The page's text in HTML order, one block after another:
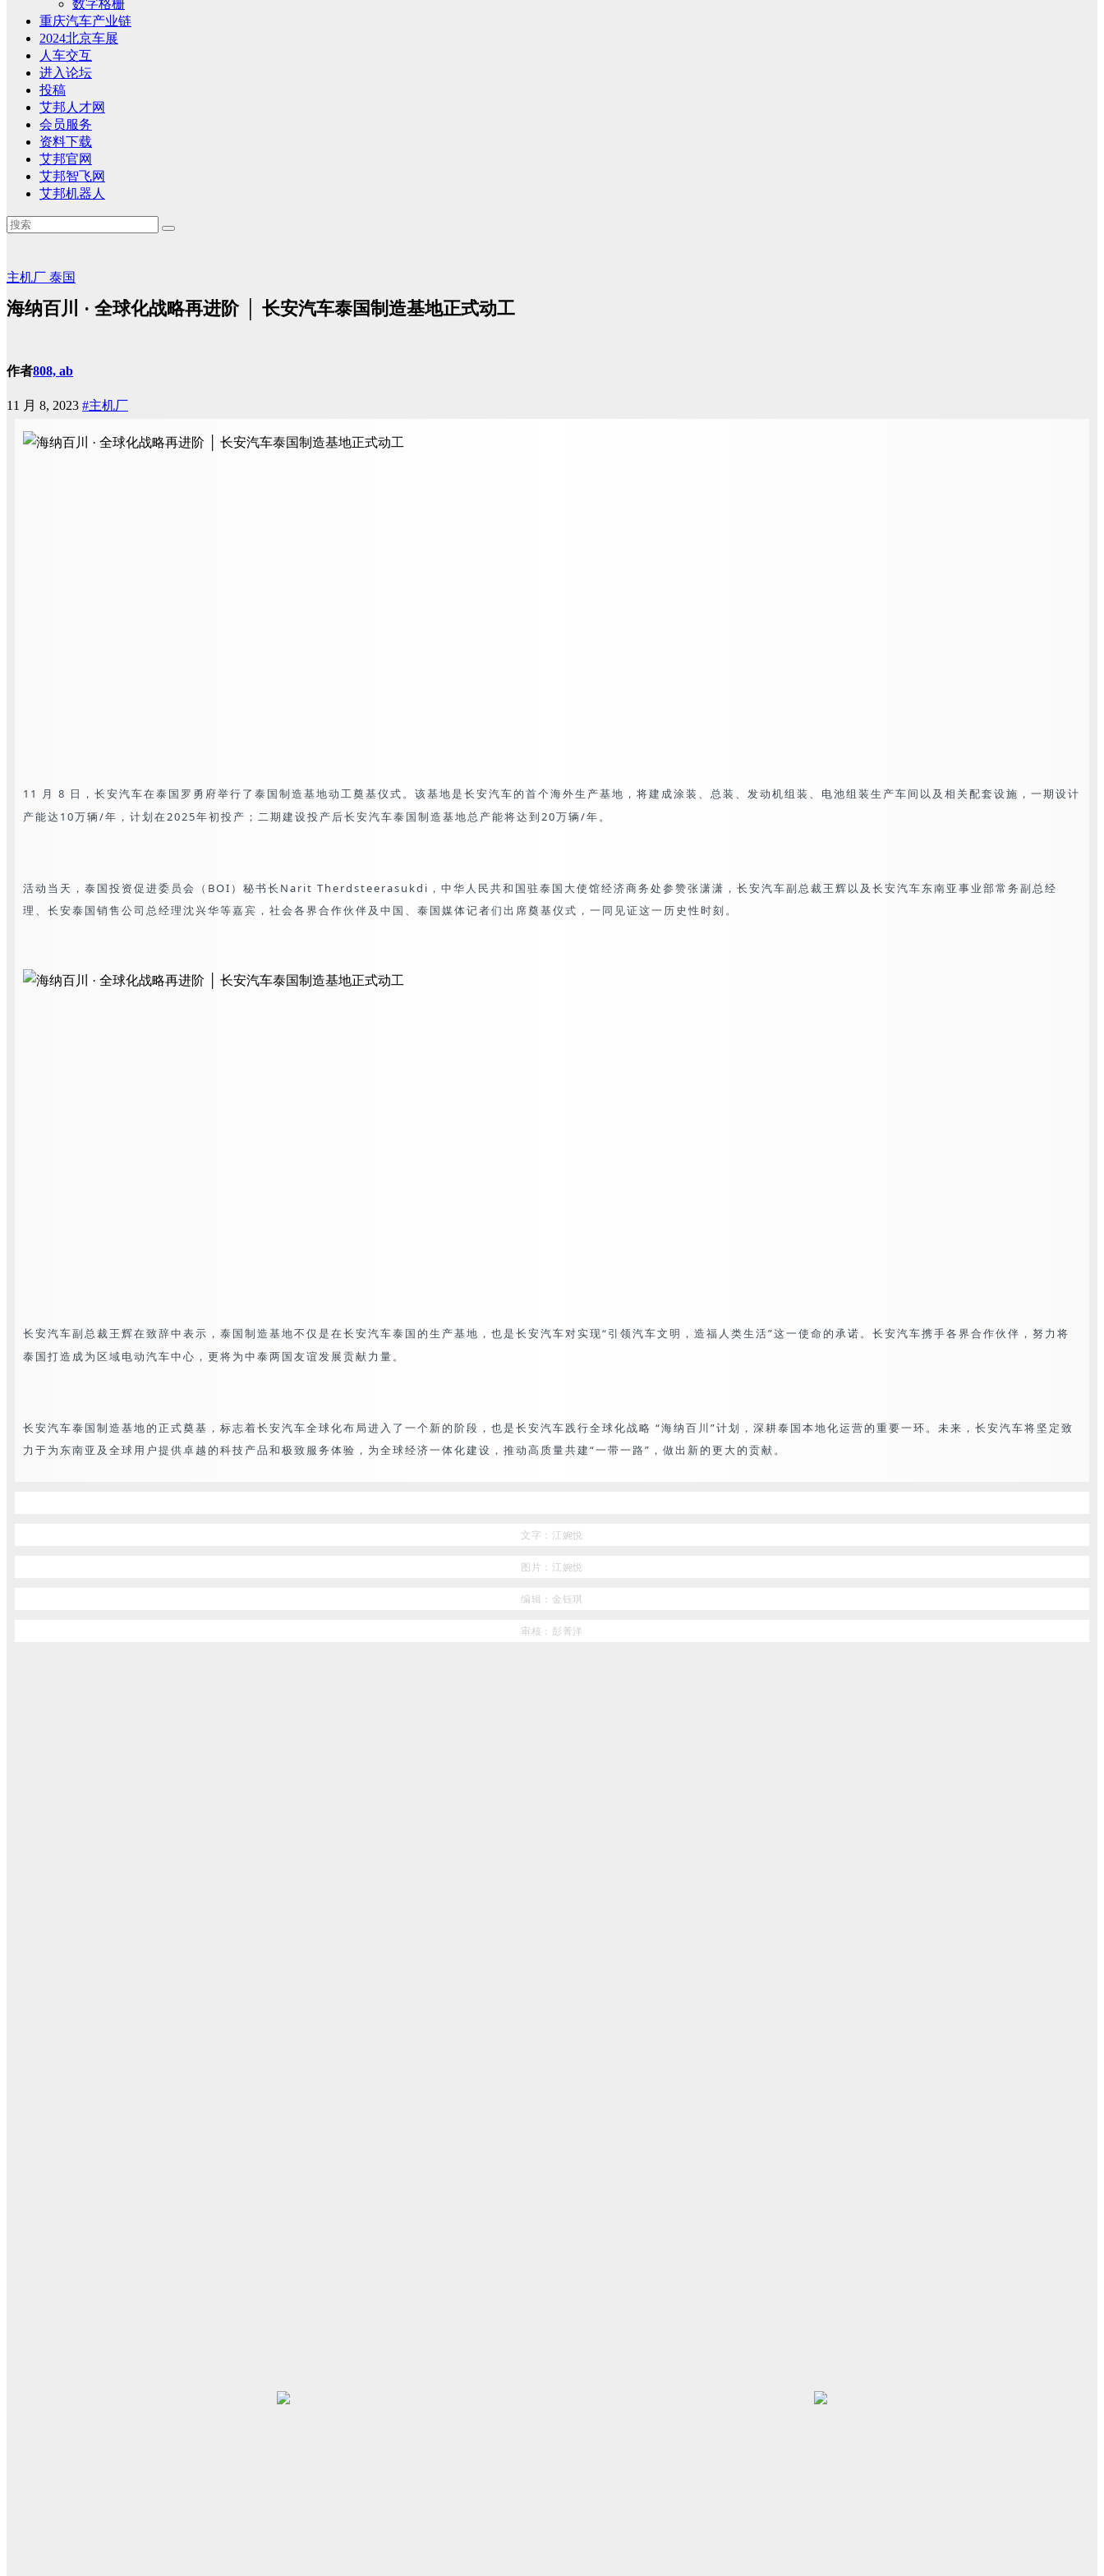
数字格栅
重庆汽车产业链
2024北京车展
人车交互
进入论坛
投稿
艾邦人才网
会员服务
资料下载
艾邦官网
艾邦智飞网
艾邦机器人
主机厂 泰国
海纳百川 · 全球化战略再进阶 │ 长安汽车泰国制造基地正式动工
作者808, ab
11 月 8, 2023 #主机厂
11 月 8 日，长安汽车在泰国罗勇府举行了泰国制造基地动工奠基仪式。 该基地是长安汽车的首个海外生产基地，将建成涂装、总装、发动机组装、电池组装生产车间以及相关配套设施，一期设计
产能达10万辆/年，计划在2025年初投产； 二期建设投产后长安汽车泰国制造基地总产能将达到20万辆/年。
活动当天，泰国投资促进委员会（BOI）秘书长Narit Therdsteerasukdi，中华人民共和国驻泰国大使馆经济商务处参赞张潇潇，长安汽车副总裁王辉以及长安汽车东南亚事业部常务副总经
理、长安泰国销售公司总经理沈兴华等嘉宾，社会各界合作伙伴及中国、泰国媒体记者们出席奠基仪式，一同见证这一历史性时刻。
长安汽车副总裁王辉在致辞中表示，泰国制造基地不仅是在长安汽车泰国的生产基地，也是长安汽车对实现“引领汽车文明，造福人类生活”这一使命的承诺。长安汽车携手各界合作伙伴，努力将
泰国打造成为区域电动汽车中心，更将为中泰两国友谊发展贡献力量。
长安汽车泰国制造基地的正式奠基，标志着长安汽车全球化布局进入了一个新的阶段，也是长安汽车践行全球化战略 “海纳百川”计划，深耕泰国本地化运营的重要一环。未来，长安汽车将坚定致
力于为东南亚及全球用户提供卓越的科技产品和极致服务体验，为全球经济一体化建设，推动高质量共建“一带一路”，做出新的更大的贡献。
文字：江婉悦
图片：江婉悦
编辑：金钰琪
审核：彭菁洋